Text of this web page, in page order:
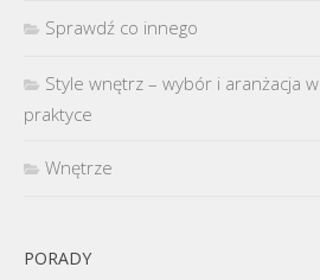
Sprawdź co innego
Style wnętrz – wybór i aranżacja w
praktyce
Wnętrze
PORADY